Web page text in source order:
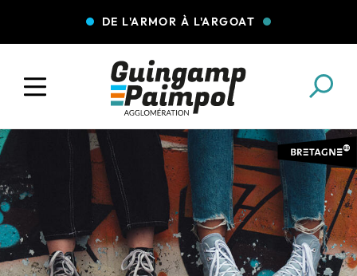
DE L'ARMOR À L'ARGOAT
COLLECTE DES DÉCHETS EAU ET ASSAINISSEMENT
ENFANCE JEUNESSE L'AGGLO' RECRUTE